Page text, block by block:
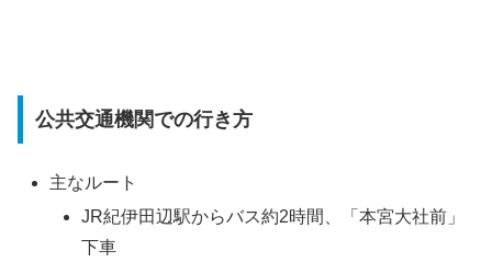
公共交通機関での行き方
主なルート
JR紀伊田辺駅からバス約2時間、「本宮大社前」
下車